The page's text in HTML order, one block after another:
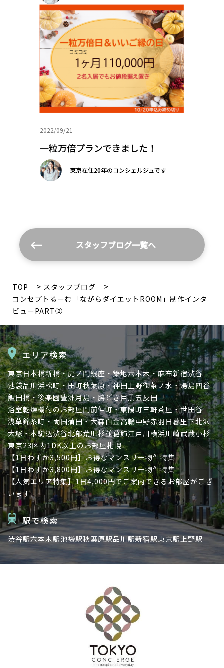
2022/09/21
一粒万倍プランできました！
東京在住20年のコンシェルジュです
スタッフブログ一覧へ
TOP
スタッフブログ
コンセプトるーむ「ながらダイエットROOM」制作インタ
ビューPART②
エリア検索
東京日本橋新橋・虎ノ門銀座・築地六本木・麻布新宿渋谷
池袋品川浜松町・田町秋葉原・神田上野御茶ノ水・湯島四谷
飯田橋・後楽園豊洲月島・勝どき目黒五反田
浴室乾燥機付のお部屋門前仲町・東陽町三軒茶屋・世田谷
浅草錦糸町・両国蒲田・大森白金高輪中野赤羽 日暮里下北沢
大塚・本駒込渋谷北部荒川杉並葛飾江戸川横浜川崎武蔵小杉
東京23区内1DK以上のお部屋札幌
【1日わずか3,500円】お得なマンスリー物件特集
【1日わずか3,800円】お得なマンスリー物件特集
【人気エリア特集】1日4,000円でご案内できるお部屋がござ
います
駅で検索
渋谷駅六本木駅池袋駅秋葉原駅品川駅新宿駅東京駅上野駅